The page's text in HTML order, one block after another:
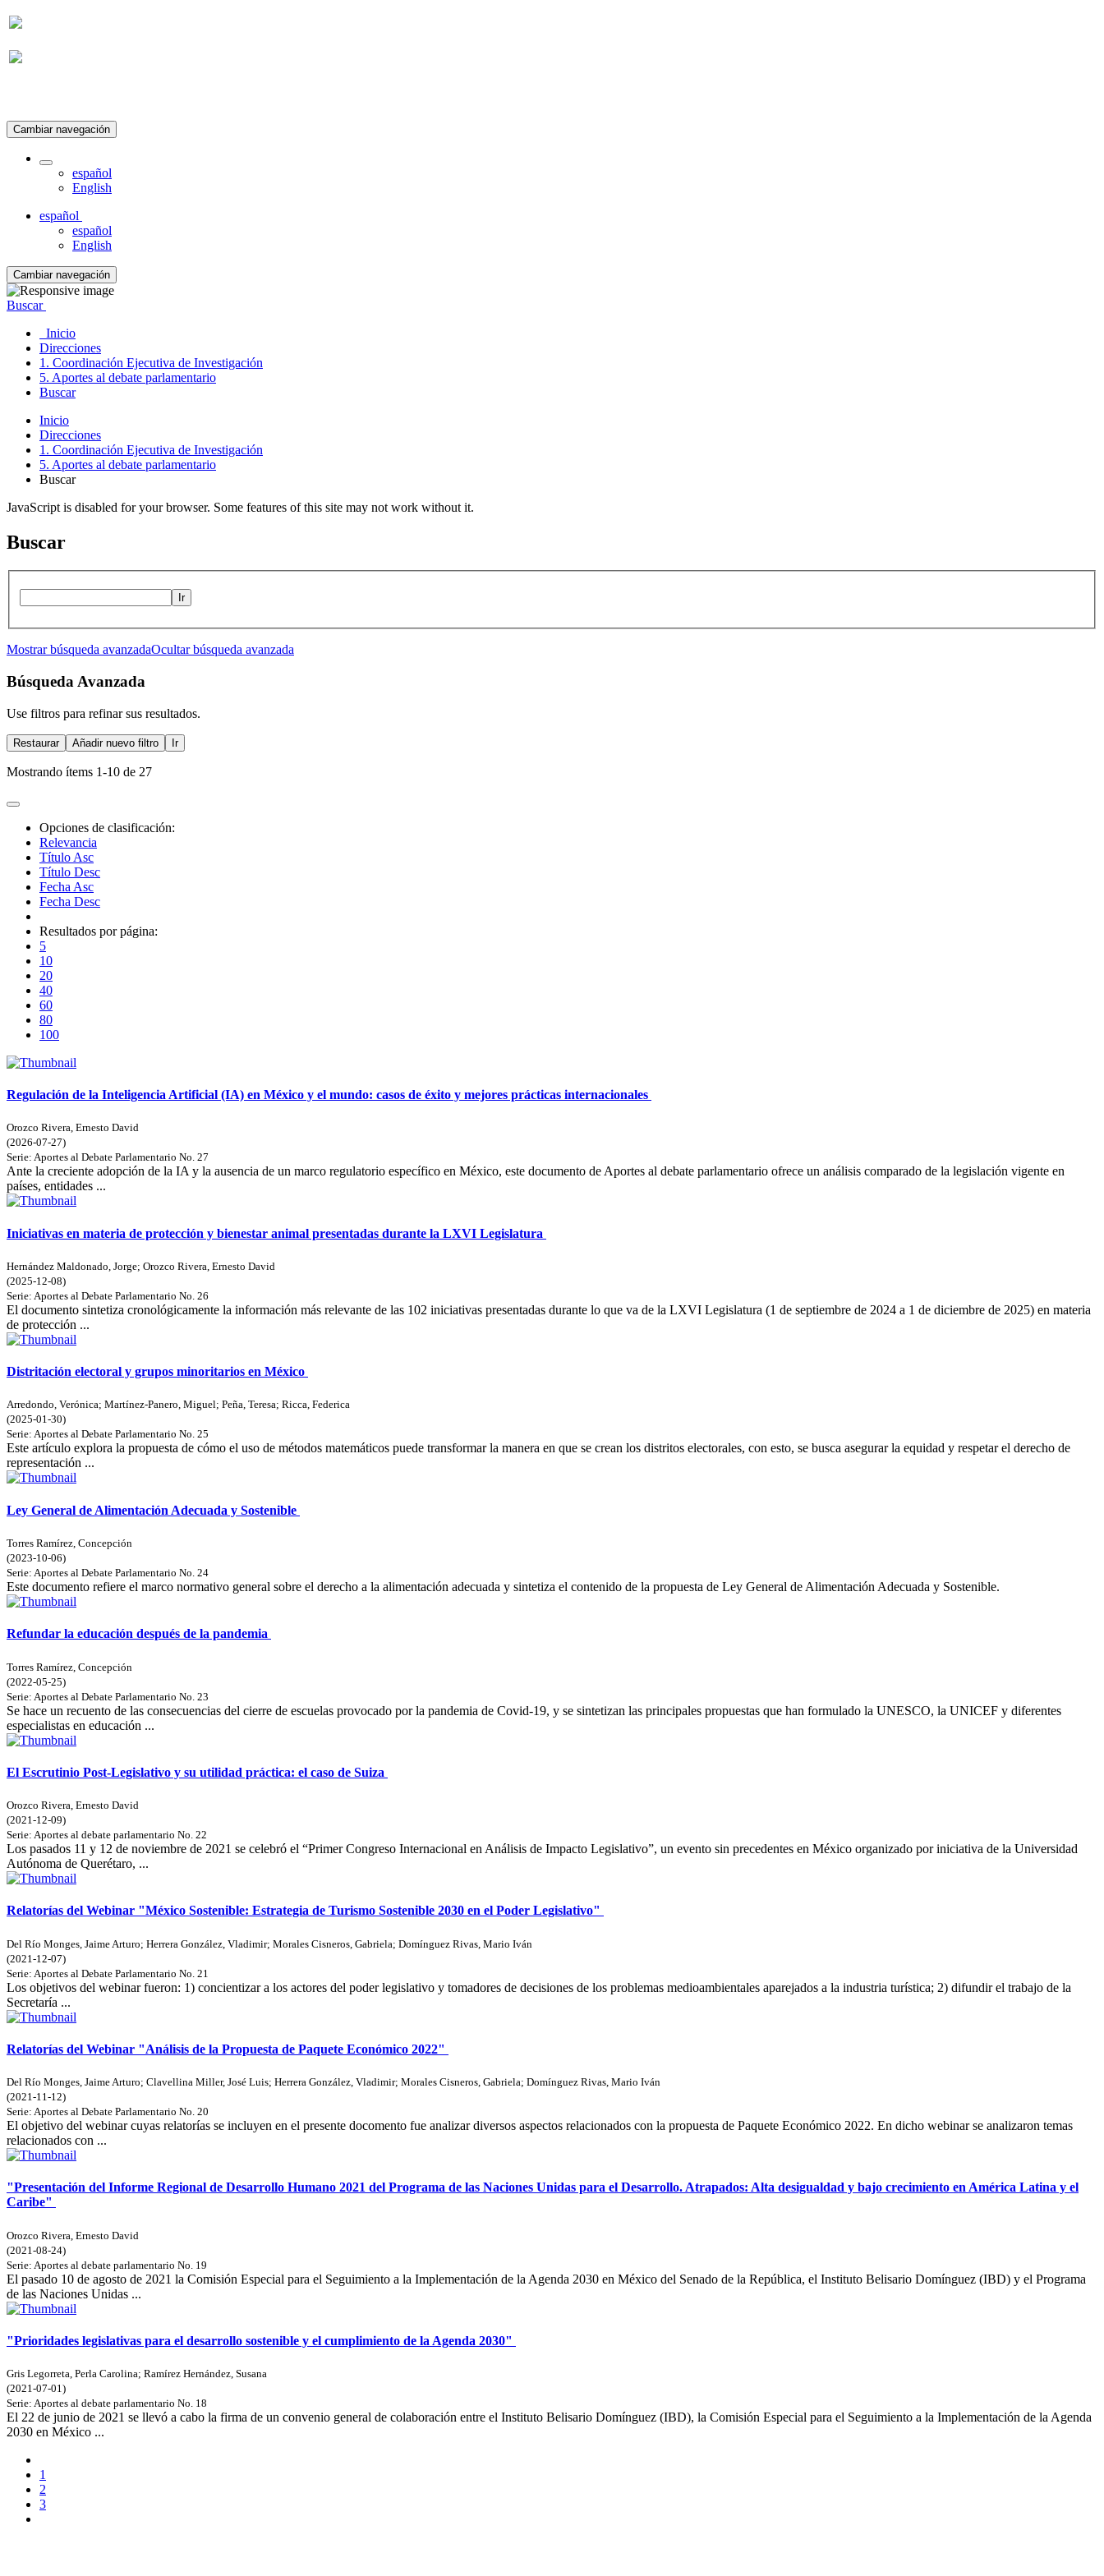
Cambiar navegación
español
English
español
español
English
Cambiar navegación
Buscar
Inicio
Direcciones
1. Coordinación Ejecutiva de Investigación
5. Aportes al debate parlamentario
Buscar
Inicio
Direcciones
1. Coordinación Ejecutiva de Investigación
5. Aportes al debate parlamentario
Buscar
JavaScript is disabled for your browser. Some features of this site may not work without it.
Buscar
Ir
Mostrar búsqueda avanzadaOcultar búsqueda avanzada
Búsqueda Avanzada
Use filtros para refinar sus resultados.
Restaurar Añadir nuevo filtro Ir
Mostrando ítems 1-10 de 27
Opciones de clasificación:
Relevancia
Título Asc
Título Desc
Fecha Asc
Fecha Desc
Resultados por página:
5
10
20
40
60
80
100
Regulación de la Inteligencia Artificial (IA) en México y el mundo: casos de éxito y mejores prácticas internacionales
Orozco Rivera, Ernesto David
(2026-07-27)
Serie: Aportes al Debate Parlamentario No. 27
Ante la creciente adopción de la IA y la ausencia de un marco regulatorio específico en México, este documento de Aportes al debate parlamentario ofrece un análisis comparado de la legislación vigente en
países, entidades ...
Iniciativas en materia de protección y bienestar animal presentadas durante la LXVI Legislatura
Hernández Maldonado, Jorge; Orozco Rivera, Ernesto David
(2025-12-08)
Serie: Aportes al Debate Parlamentario No. 26
El documento sintetiza cronológicamente la información más relevante de las 102 iniciativas presentadas durante lo que va de la LXVI Legislatura (1 de septiembre de 2024 a 1 de diciembre de 2025) en materia
de protección ...
Distritación electoral y grupos minoritarios en México
Arredondo, Verónica; Martínez-Panero, Miguel; Peña, Teresa; Ricca, Federica
(2025-01-30)
Serie: Aportes al Debate Parlamentario No. 25
Este artículo explora la propuesta de cómo el uso de métodos matemáticos puede transformar la manera en que se crean los distritos electorales, con esto, se busca asegurar la equidad y respetar el derecho de
representación ...
Ley General de Alimentación Adecuada y Sostenible
Torres Ramírez, Concepción
(2023-10-06)
Serie: Aportes al Debate Parlamentario No. 24
Este documento refiere el marco normativo general sobre el derecho a la alimentación adecuada y sintetiza el contenido de la propuesta de Ley General de Alimentación Adecuada y Sostenible.
Refundar la educación después de la pandemia
Torres Ramírez, Concepción
(2022-05-25)
Serie: Aportes al Debate Parlamentario No. 23
Se hace un recuento de las consecuencias del cierre de escuelas provocado por la pandemia de Covid-19, y se sintetizan las principales propuestas que han formulado la UNESCO, la UNICEF y diferentes
especialistas en educación ...
El Escrutinio Post-Legislativo y su utilidad práctica: el caso de Suiza
Orozco Rivera, Ernesto David
(2021-12-09)
Serie: Aportes al debate parlamentario No. 22
Los pasados 11 y 12 de noviembre de 2021 se celebró el “Primer Congreso Internacional en Análisis de Impacto Legislativo”, un evento sin precedentes en México organizado por iniciativa de la Universidad
Autónoma de Querétaro, ...
Relatorías del Webinar "México Sostenible: Estrategia de Turismo Sostenible 2030 en el Poder Legislativo"
Del Río Monges, Jaime Arturo; Herrera González, Vladimir; Morales Cisneros, Gabriela; Domínguez Rivas, Mario Iván
(2021-12-07)
Serie: Aportes al Debate Parlamentario No. 21
Los objetivos del webinar fueron: 1) concientizar a los actores del poder legislativo y tomadores de decisiones de los problemas medioambientales aparejados a la industria turística; 2) difundir el trabajo de la
Secretaría ...
Relatorías del Webinar "Análisis de la Propuesta de Paquete Económico 2022"
Del Río Monges, Jaime Arturo; Clavellina Miller, José Luis; Herrera González, Vladimir; Morales Cisneros, Gabriela; Domínguez Rivas, Mario Iván
(2021-11-12)
Serie: Aportes al Debate Parlamentario No. 20
El objetivo del webinar cuyas relatorías se incluyen en el presente docomento fue analizar diversos aspectos relacionados con la propuesta de Paquete Económico 2022. En dicho webinar se analizaron temas
relacionados con ...
"Presentación del Informe Regional de Desarrollo Humano 2021 del Programa de las Naciones Unidas para el Desarrollo. Atrapados: Alta desigualdad y bajo crecimiento en América Latina y el
Caribe"
Orozco Rivera, Ernesto David
(2021-08-24)
Serie: Aportes al debate parlamentario No. 19
El pasado 10 de agosto de 2021 la Comisión Especial para el Seguimiento a la Implementación de la Agenda 2030 en México del Senado de la República, el Instituto Belisario Domínguez (IBD) y el Programa
de las Naciones Unidas ...
"Prioridades legislativas para el desarrollo sostenible y el cumplimiento de la Agenda 2030"
Gris Legorreta, Perla Carolina; Ramírez Hernández, Susana
(2021-07-01)
Serie: Aportes al debate parlamentario No. 18
El 22 de junio de 2021 se llevó a cabo la firma de un convenio general de colaboración entre el Instituto Belisario Domínguez (IBD), la Comisión Especial para el Seguimiento a la Implementación de la Agenda
2030 en México ...
1
2
3